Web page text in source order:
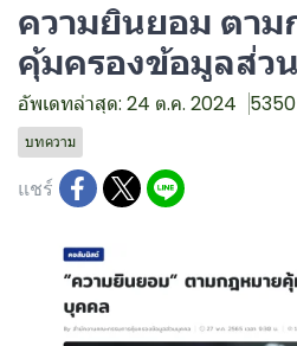
ความยินยอม ตา
คุ้มครองข้อมูลส่ว
อัพเดทล่าสุด: 24 ต.ค. 2024
บทความ
แชร์